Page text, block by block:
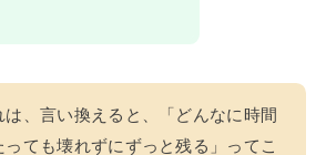
は、言い換えると、「どんなに時間
っても壊れずにずっと残る」ってこ